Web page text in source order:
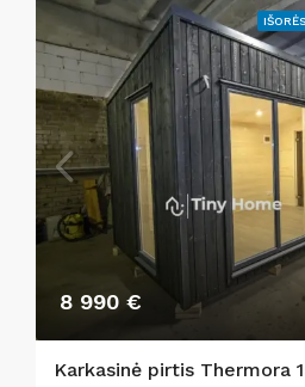
8 990 €
Karkasinė pirtis Thermora